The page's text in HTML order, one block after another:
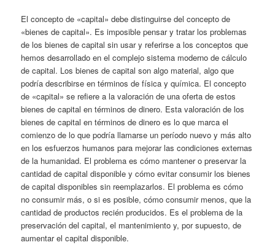
El concepto de «capital» debe distinguirse del concepto de
«bienes de capital». Es imposible pensar y tratar los problemas
de los bienes de capital sin usar y referirse a los conceptos que
hemos desarrollado en el complejo sistema moderno de cálculo
de capital. Los bienes de capital son algo material, algo que
podría describirse en términos de física y química. El concepto
de «capital» se refiere a la valoración de una oferta de estos
bienes de capital en términos de dinero. Esta valoración de los
bienes de capital en términos de dinero es lo que marca el
comienzo de lo que podría llamarse un período nuevo y más alto
en los esfuerzos humanos para mejorar las condiciones externas
de la humanidad. El problema es cómo mantener o preservar la
cantidad de capital disponible y cómo evitar consumir los bienes
de capital disponibles sin reemplazarlos. El problema es cómo
no consumir más, o si es posible, cómo consumir menos, que la
cantidad de productos recién producidos. Es el problema de la
preservación del capital, el mantenimiento y, por supuesto, de
aumentar el capital disponible.